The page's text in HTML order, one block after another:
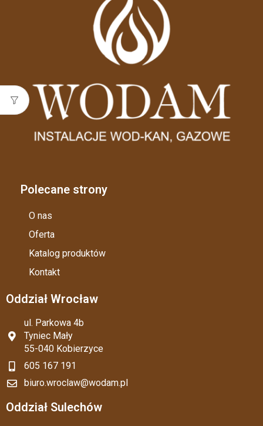
Polecane strony
O nas
Oferta
Katalog produktów
Kontakt
Oddział Wrocław
ul. Parkowa 4b
Tyniec Mały
55-040 Kobierzyce
605 167 191
biuro.wroclaw@wodam.pl
Oddział Sulechów